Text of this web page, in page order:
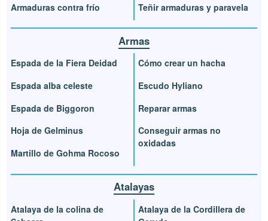
Armaduras contra frío
Teñir armaduras y paravela
Armas
Espada de la Fiera Deidad
Espada alba celeste
Espada de Biggoron
Hoja de Gelminus
Martillo de Gohma Rocoso
Cómo crear un hacha
Escudo Hyliano
Reparar armas
Conseguir armas no
oxidadas
Atalayas
Atalaya de la colina de
Atalaya de la Cordillera de